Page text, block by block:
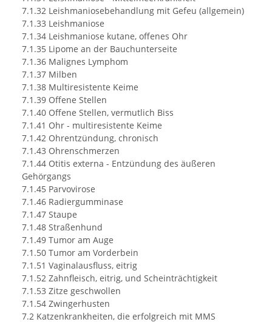
7.1.32 Leishmaniosebehandlung mit Gefeu (allgemein)
7.1.33 Leishmaniose
7.1.34 Leishmaniose kutane, offenes Ohr
7.1.35 Lipome an der Bauchunterseite
7.1.36 Malignes Lymphom
7.1.37 Milben
7.1.38 Multiresistente Keime
7.1.39 Offene Stellen
7.1.40 Offene Stellen, vermutlich Biss
7.1.41 Ohr - multiresistente Keime
7.1.42 Ohrentzündung, chronisch
7.1.43 Ohrenschmerzen
7.1.44 Otitis externa - Entzündung des äußeren
Gehörgangs
7.1.45 Parvovirose
7.1.46 Radiergumminase
7.1.47 Staupe
7.1.48 Straßenhund
7.1.49 Tumor am Auge
7.1.50 Tumor am Vorderbein
7.1.51 Vaginalausfluss, eitrig
7.1.52 Zahnfleisch, eitrig, und Scheinträchtigkeit
7.1.53 Zitze geschwollen
7.1.54 Zwingerhusten
7.2 Katzenkrankheiten, die erfolgreich mit MMS